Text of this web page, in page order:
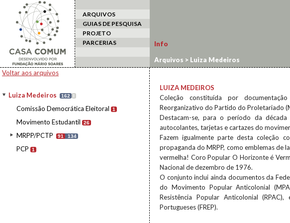
ARQUIVOS
GUIAS DE PESQUISA
PROJETO
PARCERIAS
Voltar aos arquivos
Luiza Medeiros 162 I
Comissão Democrática Eleitoral 1
Movimento Estudantil 26
MRPP/PCTP 91 134
PCP 1
Info
Arquivos > Luiza Medeiros
LUIZA MEDEIROS
Coleção constituída por
Reorganizativo do Partido do Proletariado
Destacam-se, para o período da
autocolantes, tarjetas e cartazes do
Fazem igualmente parte desta coleção
propaganda do MRPP, como emblemas de
vermelha! Coro Popular O Horizonte é
Nacional de dezembro de 1976.
O conjunto inclui ainda documentos da
do Movimento Popular Anticolonial
Resistência Popular Anticolonial
Portugueses (FREP).